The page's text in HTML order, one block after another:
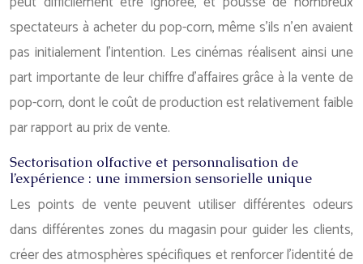
spectateurs à acheter du pop-corn, même s’ils n’en avaient
pas initialement l’intention. Les cinémas réalisent ainsi une
part importante de leur chiffre d’affaires grâce à la vente de
pop-corn, dont le coût de production est relativement faible
par rapport au prix de vente.
Sectorisation olfactive et personnalisation de
l’expérience : une immersion sensorielle unique
Les points de vente peuvent utiliser différentes odeurs
dans différentes zones du magasin pour guider les clients,
créer des atmosphères spécifiques et renforcer l’identité de